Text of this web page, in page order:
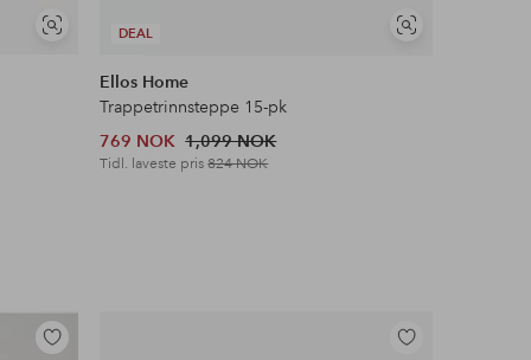
Vis
DEAL
Vis
Ellos Home
Trappetrinnsteppe 15-pk
769 NOK 1,099 NOK
Tidl. laveste pris824 NOK
Legg
Legg